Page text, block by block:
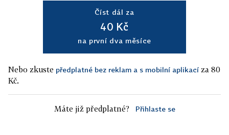
Číst dál za
40 Kč
na první dva měsíce
Nebo zkuste předplatné bez reklam a s mobilní aplikací za 80
Kč.
Máte již předplatné? Přihlaste se